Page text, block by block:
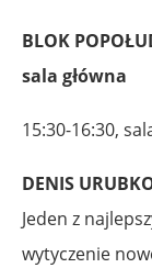
BLOK
sala główna
15:30-16:30,
DENIS
Jeden z
wytyczenie